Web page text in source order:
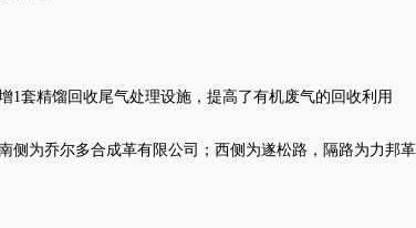
套精馏回收尾气处理设施，提高了有机废气的回收利用
侧为乔尔多合成革有限公司；西侧为遂松路，隔路为力邦革